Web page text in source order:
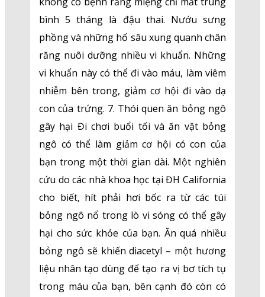
bình 5 tháng là đậu thai. Nướu sưng
phồng và những hố sâu xung quanh chân
răng nuôi dưỡng nhiều vi khuẩn. Những
vi khuẩn này có thể đi vào máu, làm viêm
nhiễm bên trong, giảm cơ hội đi vào dạ
con của trứng. 7. Thói quen ăn bỏng ngô
gây hại Đi chơi buổi tối và ăn vặt bỏng
ngô có thể làm giảm cơ hội có con của
bạn trong một thời gian dài. Một nghiên
cứu do các nhà khoa học tại ĐH California
cho biết, hít phải hơi bốc ra từ các túi
bỏng ngô nổ trong lò vi sóng có thể gây
hại cho sức khỏe của bạn. Ăn quá nhiều
bỏng ngô sẽ khiến diacetyl – một hương
liệu nhân tạo dùng để tạo ra vị bơ tích tụ
trong máu của bạn, bên cạnh đó còn có